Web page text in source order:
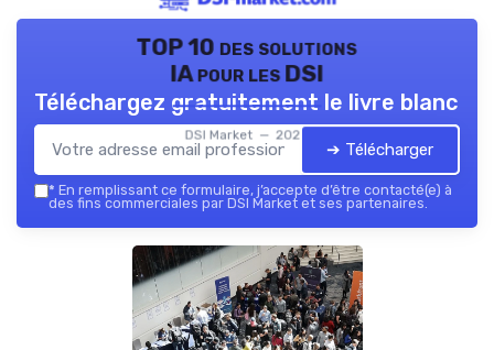
TOP 10 des solutions
IA pour les DSI
DSI Market — 2026
Téléchargez gratuitement le livre blanc
➔ Télécharger
* En remplissant ce formulaire, j’accepte d’être contacté(e) à
des fins commerciales par DSI Market et ses partenaires.